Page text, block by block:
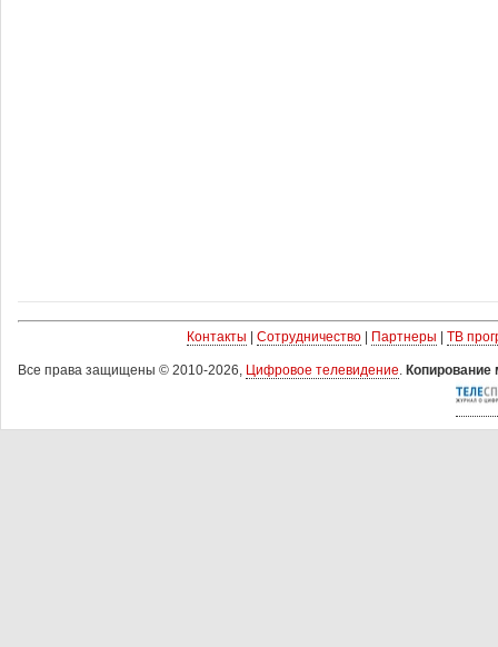
Контакты Сотрудничество| Партнеры ТВ
Все права защищены © 2010-2026, Цифровое телевидение. Копирование